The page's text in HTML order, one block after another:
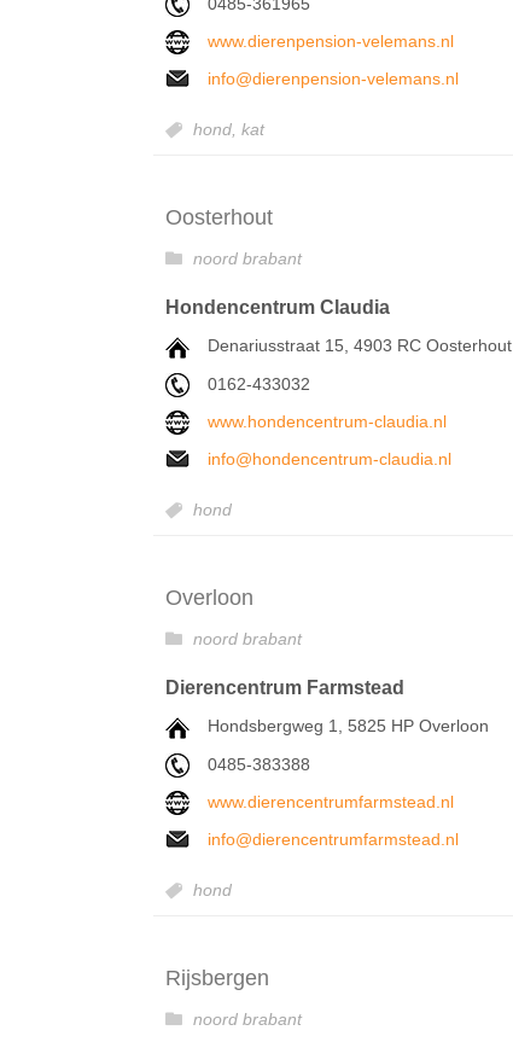
www.dierenpension-velemans.nl
info@dierenpension-velemans.nl
hond, kat
Oosterhout
noord brabant
Hondencentrum Claudia
Denariusstraat 15, 4903 RC Oosterhout
0162-433032
www.hondencentrum-claudia.nl
info@hondencentrum-claudia.nl
hond
Overloon
noord brabant
Dierencentrum Farmstead
Hondsbergweg 1, 5825 HP Overloon
0485-383388
www.dierencentrumfarmstead.nl
info@dierencentrumfarmstead.nl
hond
Rijsbergen
noord brabant